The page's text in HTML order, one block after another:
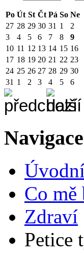
Po Út St Čt Pá So Ne
27 28 29 30 31 1
2
3
4 5 6 7 8
9
10 11 12 13 14 15 16
17 18 19 20 21 22 23
24 25 26 27 28 29 30
31 1 2 3 4 5 6
Navigace
Co mě
Zdraví
Petice